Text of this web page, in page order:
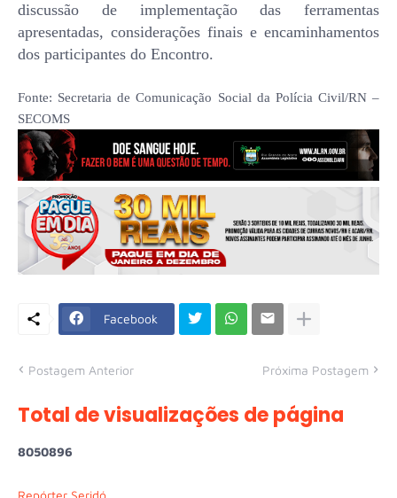
discussão de implementação das ferramentas
apresentadas, considerações finais e encaminhamentos
dos participantes do Encontro.
Fonte: Secretaria de Comunicação Social da Polícia Civil/RN –
SECOMS
Facebook
Postagem Anterior Próxima Postagem
Total de visualizações de página
8050896
Repórter Seridó